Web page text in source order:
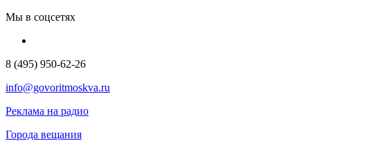
Мы в соцсетях
8 (495) 950-62-26
info@govoritmoskva.ru
Реклама на радио
Города вещания